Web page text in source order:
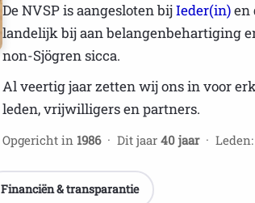
De NVSP is aangesloten bijIeder(in)en
landelijk bij aan belangenbehartiging
non-Sjögren sicca.
Al veertig jaar zetten wij ons in voor
leden, vrijwilligers en partners.
Opgericht in 1986· Dit jaar 40 jaar· Leden:
Financiën & transparantie